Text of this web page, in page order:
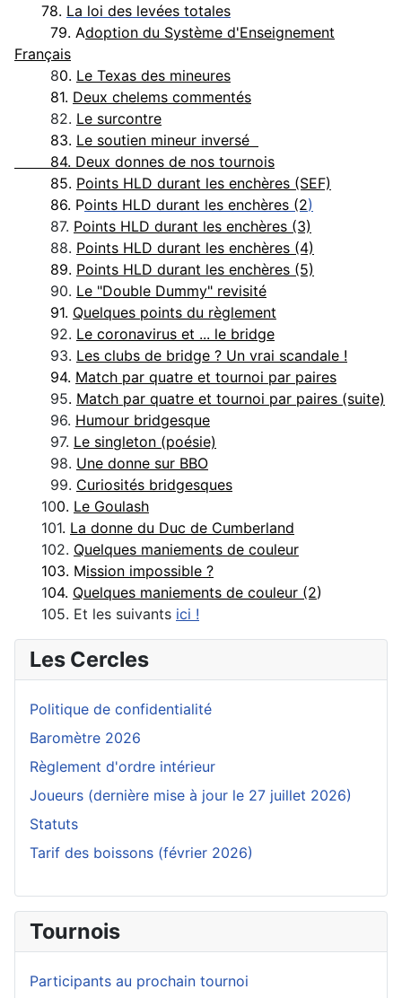
78. La loi des levées totales
79. Adoption du Système d'Enseignement
Français
80. Le Texas des mineures
81. Deux chelems commentés
82. Le surcontre
83. Le soutien mineur inversé
84. Deux donnes de nos tournois
85. Points HLD durant les enchères (SEF)
86. Points HLD durant les enchères (2)
87. Points HLD durant les enchères (3)
88. Points HLD durant les enchères (4)
89. Points HLD durant les enchères (5)
90. Le "Double Dummy" revisité
91. Quelques points du règlement
92. Le coronavirus et ... le bridge
93. Les clubs de bridge ? Un vrai scandale !
94. Match par quatre et tournoi par paires
95. Match par quatre et tournoi par paires (suite)
96. Humour bridgesque
97. Le singleton (poésie)
98. Une donne sur BBO
99. Curiosités bridgesques
100. Le Goulash
101. La donne du Duc de Cumberland
102. Quelques maniements de couleur
103. Mission impossible ?
104. Quelques maniements de couleur (2)
105. Et les suivants ici !
Les Cercles
Politique de confidentialité
Baromètre 2026
Règlement d'ordre intérieur
Joueurs (dernière mise à jour le 27 juillet 2026)
Statuts
Tarif des boissons (février 2026)
Tournois
Participants au prochain tournoi